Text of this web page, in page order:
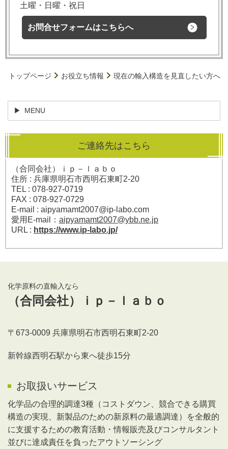
土曜・日曜・祝日
お問合せフォームはこちらへ
トップページ お役立ち情報 現在の輸入構造を見直したい方へ
MENU
ご連絡先はこちら
（合同会社）ｉｐ－ｌａｂｏ
住所 : 兵庫県明石市西明石東町2-20
TEL : 078-927-0719
FAX : 078-927-0729
E-mail : aipyamamt2007@ip-labo.com
愛用E-mail： aipyamamt2007@ybb.ne.jp
URL : https://www.ip-labo.jp/
化学原料の直輸入なら
（合同会社）ｉｐ－ｌａｂｏ
〒673-0009 兵庫県明石市西明石東町2-20
新幹線西明石駅から東へ徒歩15分
お取扱いサービス
化学品の合理的調達3種（コストダウン、競合できる購買
構造の実現、新製品のための新原料の最適調達）を全般的
に支援するための教育活動・情報販売及びコンサルタント
並びに達成責任を負ったアウトソーシング